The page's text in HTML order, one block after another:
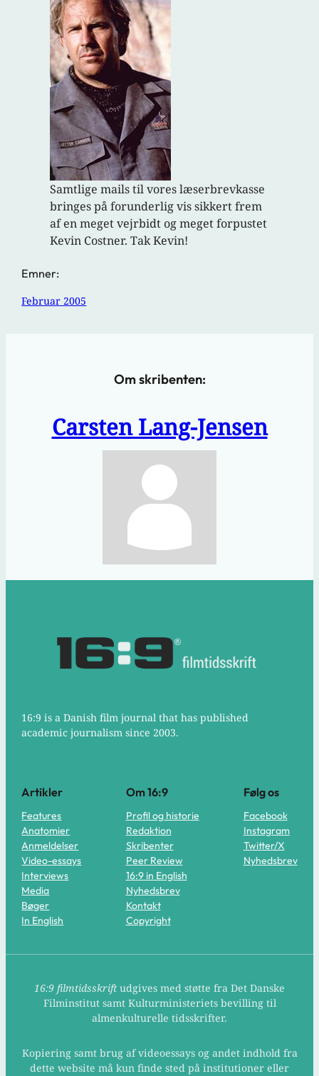
Samtlige mails til vores læserbrevkasse
bringes på forunderlig vis sikkert frem
af en meget vejrbidt og meget forpustet
Kevin Costner. Tak Kevin!
Emner:
Februar 2005
Om skribenten:
Carsten Lang-Jensen
16:9 is a Danish film journal that has published
academic journalism since 2003.
Artikler
Features
Anatomier
Anmeldelser
Video-essays
Interviews
Media
Bøger
In English
Om 16:9
Profil og historie
Redaktion
Skribenter
Peer Review
16:9 in English
Nyhedsbrev
Kontakt
Copyright
Følg os
Facebook
Instagram
Twitter/X
Nyhedsbrev
16:9 filmtidsskrift udgives med støtte fra Det Danske
Filminstitut samt Kulturministeriets bevilling til
almenkulturelle tidsskrifter.
Kopiering samt brug af videoessays og andet indhold fra
dette website må kun finde sted på institutioner eller